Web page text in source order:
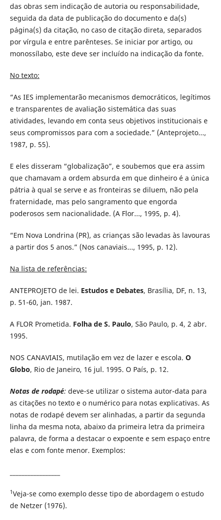
das obras sem indicação de autoria ou responsabilidade,
seguida da data de publicação do documento e da(s)
página(s) da citação, no caso de citação direta, separados
por vírgula e entre parênteses. Se iniciar por artigo, ou
monossílabo, este deve ser incluído na indicação da fonte.
No texto:
“As IES implementarão mecanismos democráticos, legítimos
e transparentes de avaliação sistemática das suas
atividades, levando em conta seus objetivos institucionais e
seus compromissos para com a sociedade.” (Anteprojeto...,
1987, p. 55).
E eles disseram “globalização”, e soubemos que era assim
que chamavam a ordem absurda em que dinheiro é a única
pátria à qual se serve e as fronteiras se diluem, não pela
fraternidade, mas pelo sangramento que engorda
poderosos sem nacionalidade. (A Flor..., 1995, p. 4).
“Em Nova Londrina (PR), as crianças são levadas às lavouras
a partir dos 5 anos.” (Nos canaviais..., 1995, p. 12).
Na lista de referências:
ANTEPROJETO de lei. Estudos e Debates, Brasília, DF, n. 13,
p. 51-60, jan. 1987.
A FLOR Prometida. Folha de S. Paulo, São Paulo, p. 4, 2 abr.
1995.
NOS CANAVIAIS, mutilação em vez de lazer e escola. O
Globo, Rio de Janeiro, 16 jul. 1995. O País, p. 12.
Notas de rodapé: deve-se utilizar o sistema autor-data para
as citações no texto e o numérico para notas explicativas. As
notas de rodapé devem ser alinhadas, a partir da segunda
linha da mesma nota, abaixo da primeira letra da primeira
palavra, de forma a destacar o expoente e sem espaço entre
elas e com fonte menor. Exemplos:
1Veja-se como exemplo desse tipo de abordagem o estudo
de Netzer (1976).